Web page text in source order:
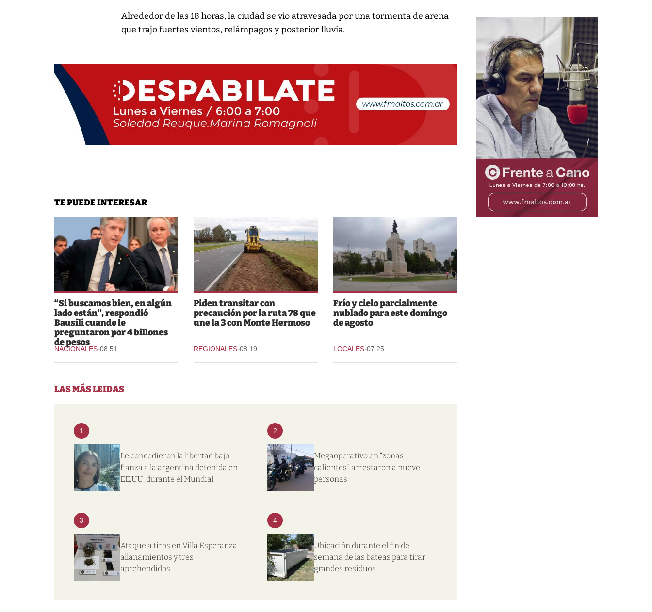
Alrededor de las 18 horas, la ciudad se vio atravesada por una tormenta de arena
que trajo fuertes vientos, relámpagos y posterior lluvia.
TE PUEDE INTERESAR
“Si buscamos bien, en algún
lado están”, respondió
Bausili cuando le
preguntaron por 4 billones
de pesos
NACIONALES-08:51
Piden transitar con
precaución por la ruta 78 que
une la 3 con Monte Hermoso
REGIONALES-08:19
Frío y cielo parcialmente
nublado para este domingo
de agosto
LOCALES-07:25
LAS MÁS LEIDAS
1
Le concedieron la libertad bajo
fianza a la argentina detenida en
EE.UU. durante el Mundial
2
Megaoperativo en “zonas
calientes”: arrestaron a nueve
personas
3
Ataque a tiros en Villa Esperanza:
allanamientos y tres
aprehendidos
4
Ubicación durante el fin de
semana de las bateas para tirar
grandes residuos